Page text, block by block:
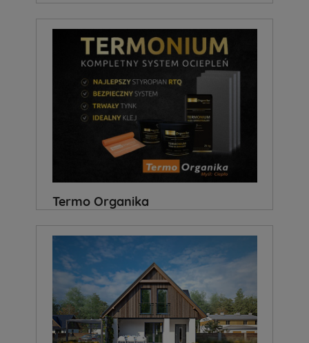
Termo Organika